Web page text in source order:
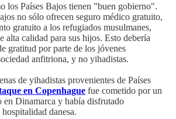
los Países Bajos tienen "buen gobierno".
no sólo ofrecen seguro médico gratuito,
gratuito a los refugiados musulmanes,
alta calidad para sus hijos. Esto debería
gratitud por parte de los jóvenes
anfitriona, y no yihadistas.
de yihadistas provenientes de Países
en Copenhague fue cometido por un
en Dinamarca y había disfrutado
danesa.